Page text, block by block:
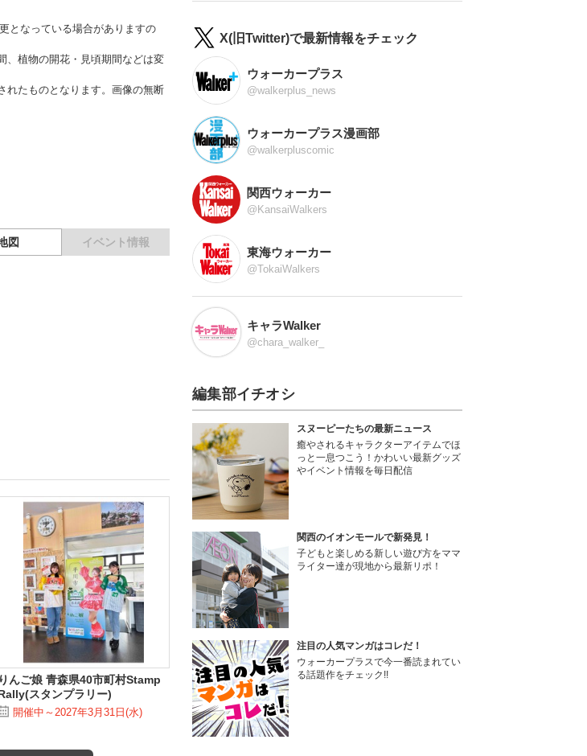
となっている場合がありますの
、植物の開花・見頃期間などは変
れたものとなります。画像の無断
図 イベント情報
りんご娘 青森県40市町村Stamp
スタンプラリー)
開催中～2027年3月31日(水)
X(旧Twitter)で最新情報をチェック
ウォーカープラス
@walkerplus_news
ウォーカープラス漫画部
@walkerpluscomic
関西ウォーカー
@KansaiWalkers
東海ウォーカー
@TokaiWalkers
キャラWalker
@chara_walker_
編集部イチオシ
スヌーピーたちの最新ニュース
癒やされるキャラクターアイテムでほ
っと一息つこう！かわいい最新グッズ
やイベント情報を毎日配信
関西のイオンモールで新発見！
子どもと楽しめる新しい遊び方をママ
ライター達が現地から最新リポ！
注目の人気マンガはコレだ！
ウォーカープラスで今一番読まれてい
る話題作をチェック!!